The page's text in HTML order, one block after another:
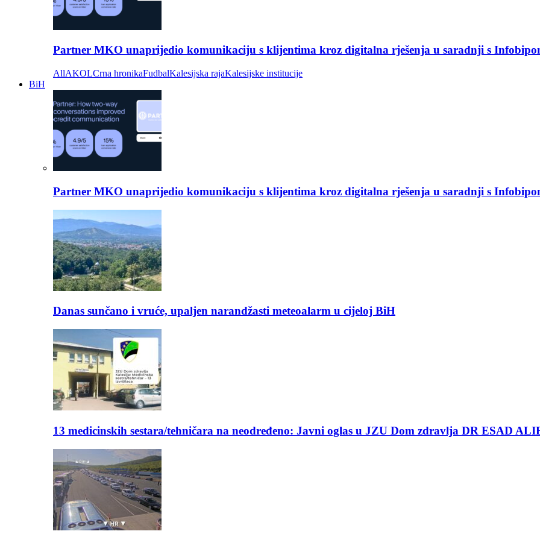
Partner MKO unaprijedio komunikaciju s klijentima kroz digitalna rješenja u saradnji s
AllAKOLCrna hronikaFudbalKalesijska rajaKalesijske institucije
BiH
Partner MKO unaprijedio komunikaciju s klijentima kroz digitalna rješenja u saradnji s
Danas sunčano i vruće, upaljen narandžasti meteoalarm u cijeloj BiH
13 medicinskih sestara/tehničara na neodređeno: Javni oglas u JZU Dom zdravlja DR ESAD